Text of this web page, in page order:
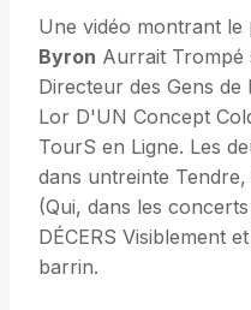
Une vidéo montrant le
Byron Aurrait Trompé
Directeur des Gens de
Lor D'UN Concept
TourS en Ligne. Les
dans untreinte
(Qui, dans les
DÉCERS Visiblement
barrin.